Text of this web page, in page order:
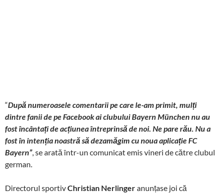
“După numeroasele comentarii pe care le-am primit, mulți
dintre fanii de pe Facebook ai clubului Bayern München nu au
fost încântați de acțiunea întreprinsă de noi. Ne pare rău. Nu a
fost în intenția noastră să dezamăgim cu noua aplicație FC
Bayern” , se arată într-un comunicat emis vineri de către clubul
german.
Directorul sportivChristian Nerlingeranunțase joi că